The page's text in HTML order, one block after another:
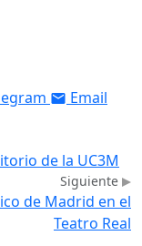
Email
de la UC3M
Siguiente
de Madrid en el
Teatro Real